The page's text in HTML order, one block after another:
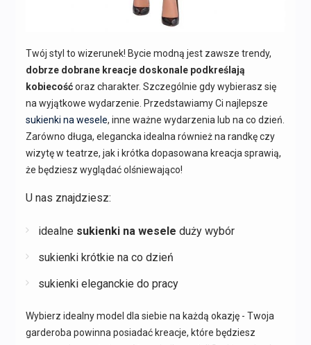
Twój styl to wizerunek! Bycie modną jest zawsze trendy,
dobrze dobrane kreacje doskonale podkreślają
kobiecośćoraz charakter. Szczególnie gdy wybierasz się
na wyjątkowe wydarzenie. Przedstawiamy Ci najlepsze
sukienki na wesele, inne ważne wydarzenia lub na co dzień.
Zarówno długa, elegancka idealna również na randkę czy
wizytę w teatrze, jak i krótka dopasowana kreacja sprawią,
że będziesz wyglądać olśniewająco!
U nas znajdziesz:
idealne sukienki na wesele duży wybór
sukienki krótkie na co dzień
sukienki eleganckie do pracy
Wybierz idealny model dla siebie na każdą okazję - Twoja
garderoba powinna posiadać kreacje, które będziesz